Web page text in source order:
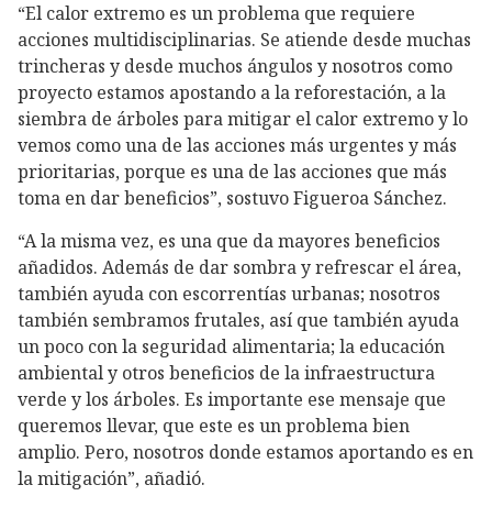
“El calor extremo es un problema que requiere
acciones multidisciplinarias. Se atiende desde muchas
trincheras y desde muchos ángulos y nosotros como
proyecto estamos apostando a la reforestación, a la
siembra de árboles para mitigar el calor extremo y lo
vemos como una de las acciones más urgentes y más
prioritarias, porque es una de las acciones que más
toma en dar beneficios”, sostuvo Figueroa Sánchez.
“A la misma vez, es una que da mayores beneficios
añadidos. Además de dar sombra y refrescar el área,
también ayuda con escorrentías urbanas; nosotros
también sembramos frutales, así que también ayuda
un poco con la seguridad alimentaria; la educación
ambiental y otros beneficios de la infraestructura
verde y los árboles. Es importante ese mensaje que
queremos llevar, que este es un problema bien
amplio. Pero, nosotros donde estamos aportando es en
la mitigación”, añadió.